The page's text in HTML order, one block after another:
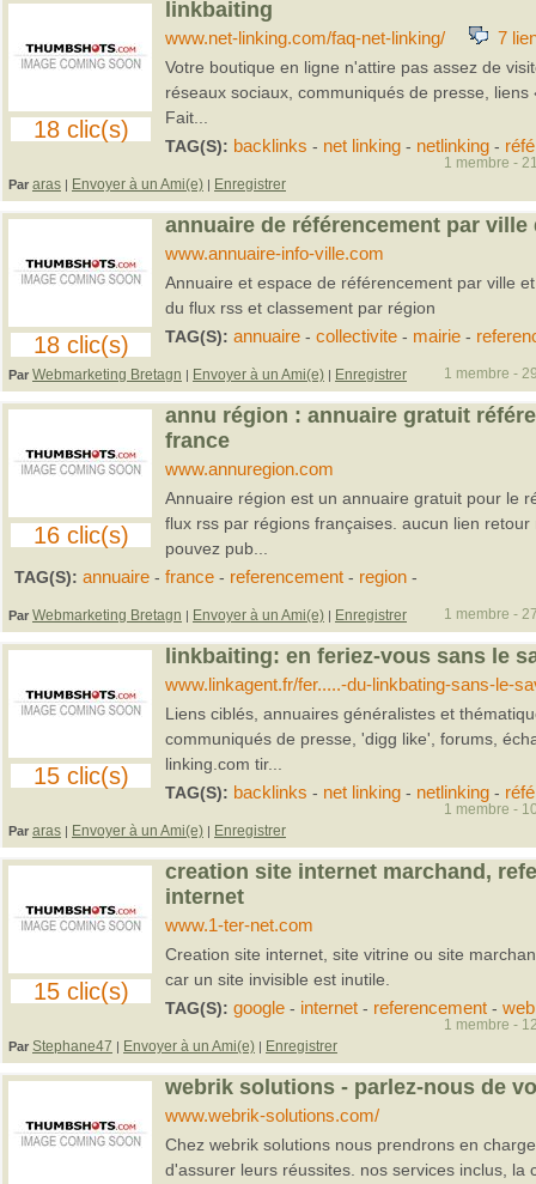
18 clic(s)
linkbaiting
www.net-linking.com/faq-net-linking/
7
Votre boutique en ligne n'attire pas assez de
réseaux sociaux, communiqués de presse,
Fait...
TAG(S): backlinks - net linking- netlinking-
Par aras | Envoyer à un Ami(e) | Enregistrer
1 membre -
18 clic(s)
annuaire de référencement par ville
www.annuaire-info-ville.com
Annuaire et espace de référencement par ville
du flux rss et classement par région
TAG(S): annuaire- collectivite- mairie-
Par Webmarketing Bretagn | Envoyer à un Ami(e) | Enregistrer 1 membre -
16 clic(s)
annu région : annuaire gratuit
france
www.annuregion.com
Annuaire région est un annuaire gratuit pour le
flux rss par régions françaises. aucun lien
pouvez pub...
TAG(S): annuaire - france - referencement - region -
Par Webmarketing Bretagn | Envoyer à un Ami(e) | Enregistrer 1 membre -
15 clic(s)
linkbaiting: en feriez-vous sans le
www.linkagent.fr/fer.....-du-linkbating-sans-le-
Liens ciblés, annuaires généralistes et
communiqués de presse, 'digg like', forums,
linking.com tir...
TAG(S): backlinks - net linking- netlinking-
Par aras | Envoyer à un Ami(e) | Enregistrer
1 membre -
15 clic(s)
creation site internet marchand,
internet
www.1-ter-net.com
Creation site internet, site vitrine ou site
car un site invisible est inutile.
TAG(S): google- internet- referencement-
Par Stephane47 | Envoyer à un Ami(e) | Enregistrer
1 membre -
webrik solutions - parlez-nous de
www.webrik-solutions.com/
Chez webrik solutions nous prendrons en
d'assurer leurs réussites. nos services inclus, la